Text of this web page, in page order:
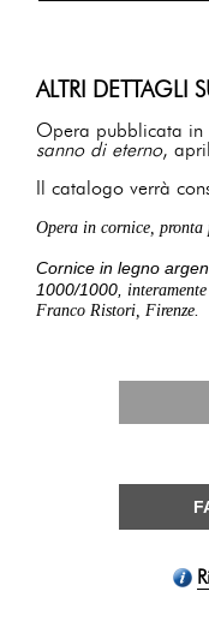
ALTRI DETTAGLI
Opera pubblicata in
sanno di eterno,
Il catalogo verrà
Opera in cornice, pronta
Cornice in legno
1000/1000,
Franco Ristori, Firenze.